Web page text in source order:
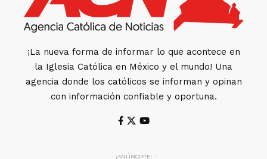
¡La nueva forma de informar lo que acontece en
la Iglesia Católica en México y el mundo! Una
agencia donde los católicos se informan y opinan
con información confiable y oportuna.
- ¡ANÚNCIATE! -